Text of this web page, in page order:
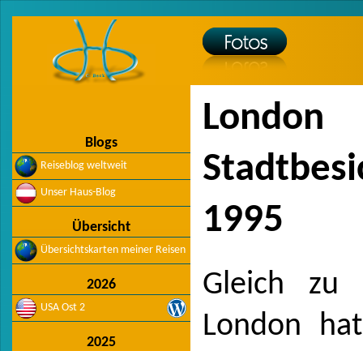
Blogs
Reiseblog weltweit
Unser Haus-Blog
Übersicht
Übersichtskarten meiner Reisen
2026
USA Ost 2
2025
London
1995
Gleich zu
London